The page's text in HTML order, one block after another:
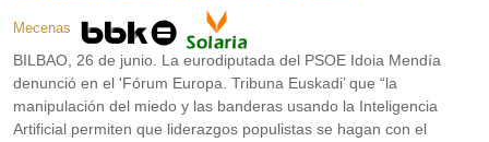
Mecenas
BILBAO, 26 de junio. La eurodiputada del PSOE Idoia Mendía
denunció en el 'Fórum Europa. Tribuna Euskadi’ que “la
manipulación del miedo y las banderas usando la Inteligencia
Artificial permiten que liderazgos populistas se hagan con el